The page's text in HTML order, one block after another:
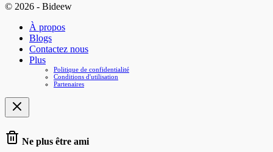
© 2026 - Bideew
À propos
Blogs
Contactez nous
Plus
Politique de confidentialité
Conditions d'utilisation
Partenaires
Ne plus être ami